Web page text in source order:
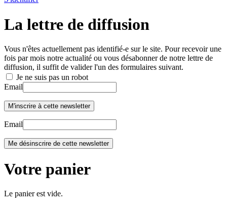
La lettre de diffusion
Vous n'êtes actuellement pas identifié-e sur le site. Pour recevoir une
fois par mois notre actualité ou vous désabonner de notre lettre de
diffusion, il suffit de valider l'un des formulaires suivant.
Je ne suis pas un robot
Email
Email
Votre panier
Le panier est vide.